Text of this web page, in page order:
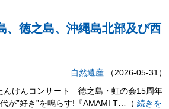
、徳之島、沖縄島北部及び西
自然遺産 （2026-05-31）
けんコンサート 徳之島・虹の会15周年
”好き”を鳴らす!『AMAMI T…（ 続きを